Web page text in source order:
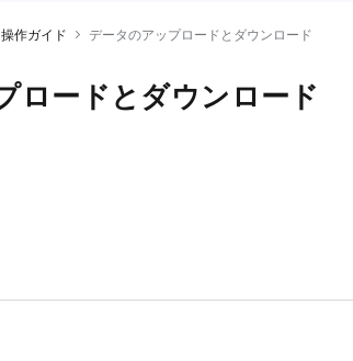
操作ガイド データのアップロードとダウンロード
ロードとダウンロード